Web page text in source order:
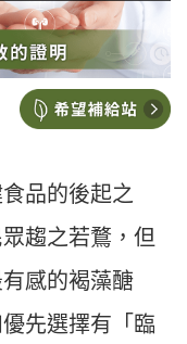
品的後起之
趨之若鶩，但
感的褐藻醣
先選擇有「臨